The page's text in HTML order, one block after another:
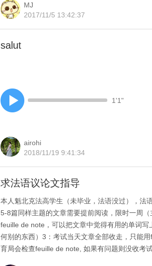
MJ
2017/11/5 13:42:37
salut
1'1"
airohi
2018/11/19 9:41:34
求法语议论文指导
本人魁北克法高学生（未毕业，法语没过），法
5-8篇同样主题的文章需要提前阅读，限时一周
feuille de note，可以把文章中觉得有用的单词
何别的东西）3：考试当天文章全部收走，只能
育局会检查feuille de note, 如果有问题则没收考